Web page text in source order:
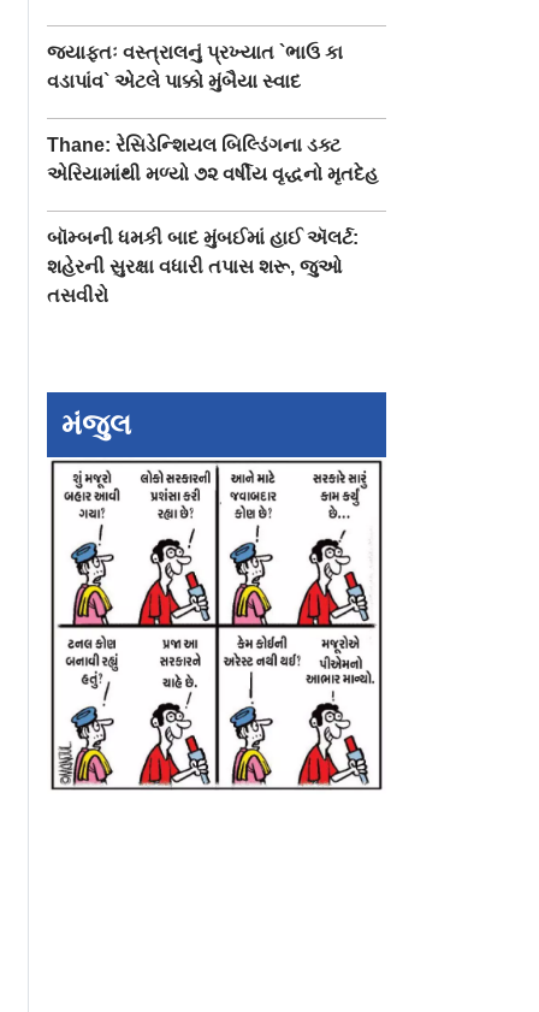
જ્યાફતઃ વસ્ત્રાલનું પ્રખ્યાત `ભાઉ કા
વડાપાંવ` એટલે પાક્કો મુંબૈયા સ્વાદ
Thane: રેસિડેન્શિયલ બિલ્ડિંગના ડક્ટ
એરિયામાંથી મળ્યો ૭૨ વર્ષીય વૃદ્ધનો મૃતદેહ
બૉમ્બની ધમકી બાદ મુંબઈમાં હાઈ ઍલર્ટ:
શહેરની સુરક્ષા વધારી તપાસ શરૂ, જુઓ
તસવીરો
મંજુલ